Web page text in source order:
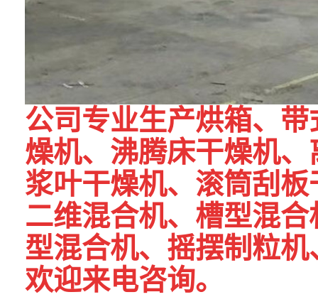
公司专业生产烘箱、
燥机、沸腾床干燥机
浆叶干燥机、滚筒刮
二维混合机、槽型混
型混合机、摇摆制粒
欢迎来电咨询。